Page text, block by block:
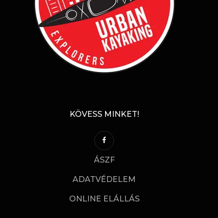
KÖVESS MINKET!
ÁSZF
ADATVÉDELEM
ONLINE ELÁLLÁS